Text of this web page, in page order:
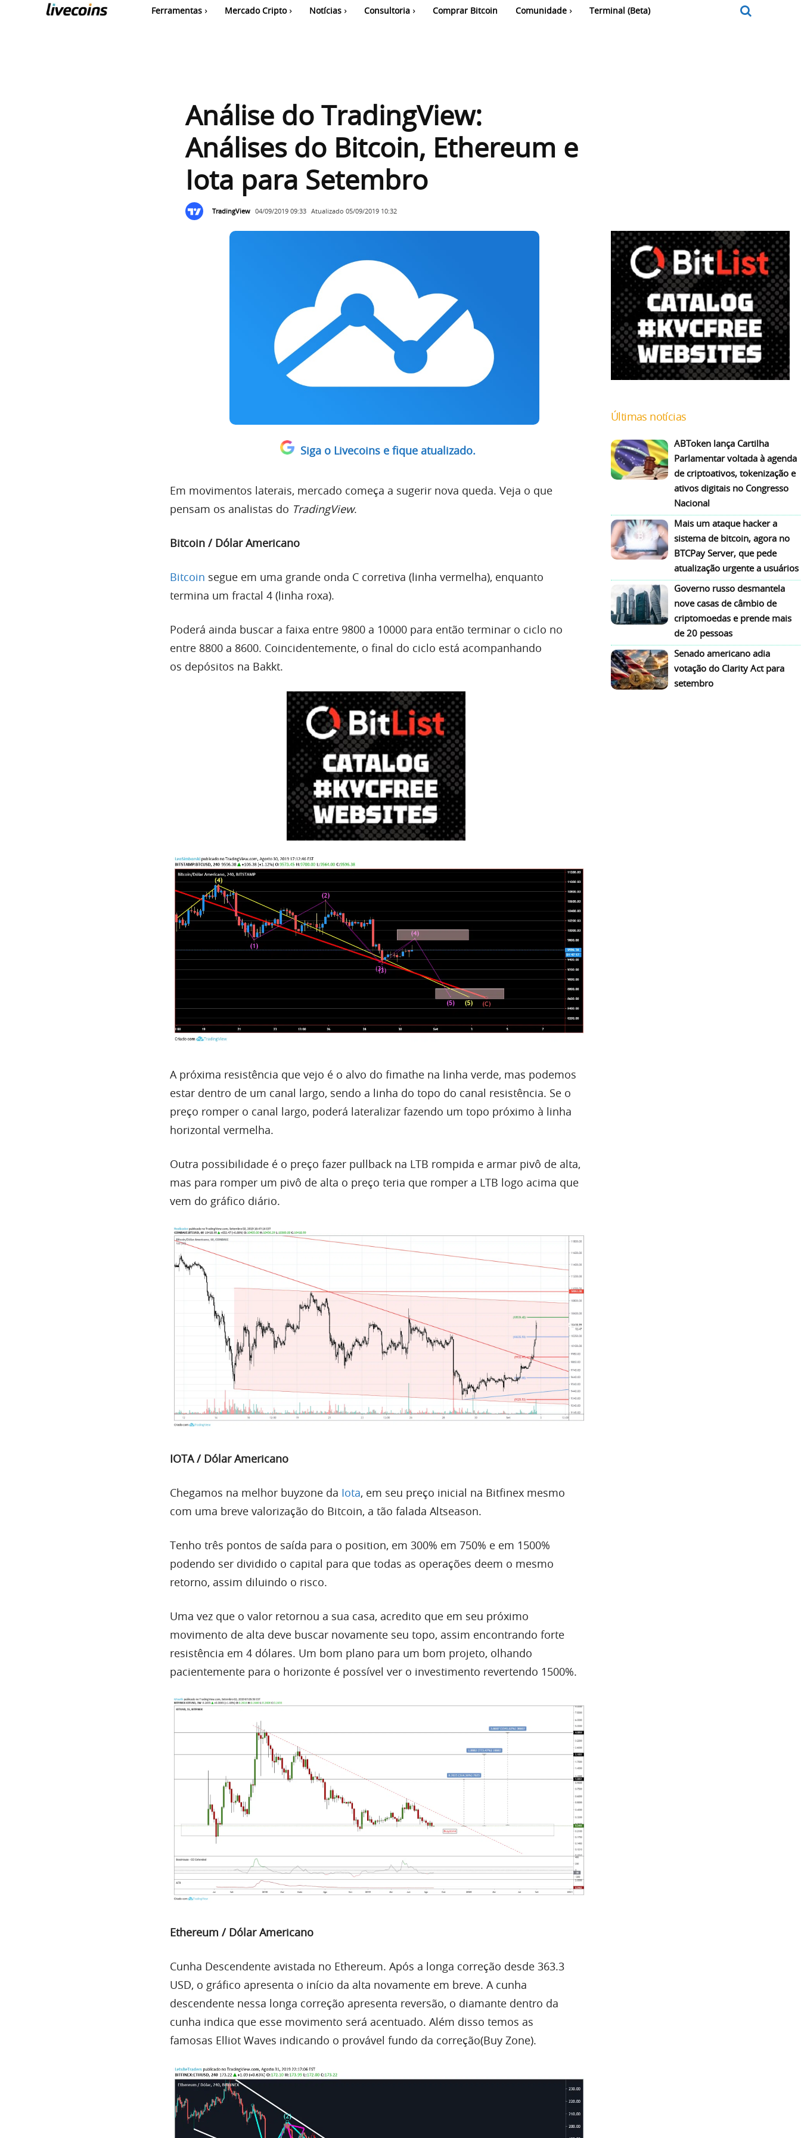
Ferramentas Mercado Cripto Notícias Consultoria Comprar Bitcoin Comunidade Terminal (Beta)
Análise do TradingView:
Análises do Bitcoin, Ethereum e
Iota para Setembro
TradingView 04/09/2019 09:33 Atualizado 05/09/2019 10:32
Siga o Livecoins e fique atualizado.
Em movimentos laterais, mercado começa a sugerir nova queda. Veja o que
pensam os analistas do TradingView.
Bitcoin / Dólar Americano
Bitcoin segue em uma grande onda C corretiva (linha vermelha), enquanto
termina um fractal 4 (linha roxa).
Poderá ainda buscar a faixa entre 9800 a 10000 para então terminar o ciclo no
entre 8800 a 8600. Coincidentemente, o final do ciclo está acompanhando
os depósitos na Bakkt.
A próxima resistência que vejo é o alvo do fimathe na linha verde, mas podemos
estar dentro de um canal largo, sendo a linha do topo do canal resistência. Se o
preço romper o canal largo, poderá lateralizar fazendo um topo próximo à linha
horizontal vermelha.
Outra possibilidade é o preço fazer pullback na LTB rompida e armar pivô de alta,
mas para romper um pivô de alta o preço teria que romper a LTB logo acima que
vem do gráfico diário.
IOTA / Dólar Americano
Chegamos na melhor buyzone da Iota, em seu preço inicial na Bitfinex mesmo
com uma breve valorização do Bitcoin, a tão falada Altseason.
Tenho três pontos de saída para o position, em 300% em 750% e em 1500%
podendo ser dividido o capital para que todas as operações deem o mesmo
retorno, assim diluindo o risco.
Uma vez que o valor retornou a sua casa, acredito que em seu próximo
movimento de alta deve buscar novamente seu topo, assim encontrando forte
resistência em 4 dólares. Um bom plano para um bom projeto, olhando
pacientemente para o horizonte é possível ver o investimento revertendo 1500%.
Ethereum / Dólar Americano
Cunha Descendente avistada no Ethereum. Após a longa correção desde 363.3
USD, o gráfico apresenta o início da alta novamente em breve. A cunha
descendente nessa longa correção apresenta reversão, o diamante dentro da
cunha indica que esse movimento será acentuado. Além disso temos as
famosas Elliot Waves indicando o provável fundo da correção(Buy Zone).
Últimas notícias
ABToken lança Cartilha
Parlamentar voltada à agenda
de criptoativos, tokenização e
ativos digitais no Congresso
Nacional
Mais um ataque hacker a
sistema de bitcoin, agora no
BTCPay Server, que pede
atualização urgente a usuários
Governo russo desmantela
nove casas de câmbio de
criptomoedas e prende mais
de 20 pessoas
Senado americano adia
votação do Clarity Act para
setembro